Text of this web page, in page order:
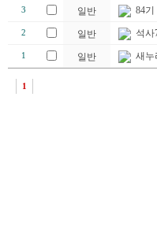
3 일반 84
2 일반 석사
1 일반 새누
1